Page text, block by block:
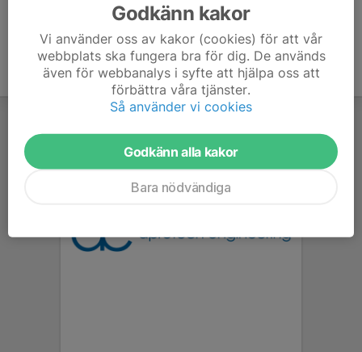
Godkänn kakor
Vi använder oss av kakor (cookies) för att vår
webbplats ska fungera bra för dig. De används
även för webbanalys i syfte att hjälpa oss att
förbättra våra tjänster.
Så använder vi cookies
Godkänn alla kakor
Bara nödvändiga